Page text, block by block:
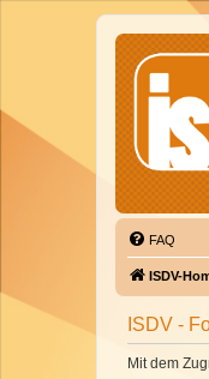
FAQ
ISDV-
ISDV -
Mit dem